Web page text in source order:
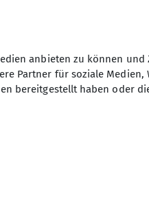
anbieten zu können und
Partner für soziale Medien,
bereitgestellt haben oder